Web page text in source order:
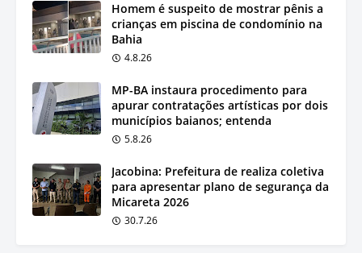
Homem é suspeito de mostrar pênis a
crianças em piscina de condomínio na
Bahia
4.8.26
MP-BA instaura procedimento para
apurar contratações artísticas por dois
municípios baianos; entenda
5.8.26
Jacobina: Prefeitura de realiza coletiva
para apresentar plano de segurança da
Micareta 2026
30.7.26